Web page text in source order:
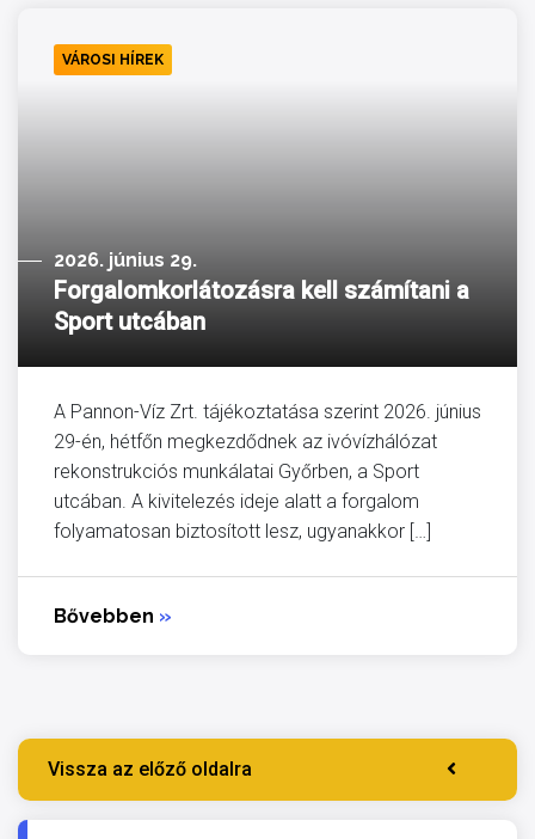
VÁROSI HÍREK
2026. június 29.
Forgalomkorlátozásra kell számítani a
Sport utcában
A Pannon-Víz Zrt. tájékoztatása szerint 2026. június
29-én, hétfőn megkezdődnek az ivóvízhálózat
rekonstrukciós munkálatai Győrben, a Sport
utcában. A kivitelezés ideje alatt a forgalom
folyamatosan biztosított lesz, ugyanakkor […]
Bővebben »
Vissza az előző oldalra